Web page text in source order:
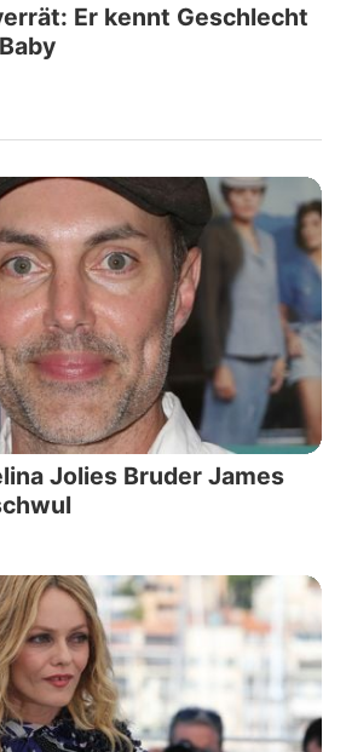
Er kennt Geschlecht
Jolies Bruder James